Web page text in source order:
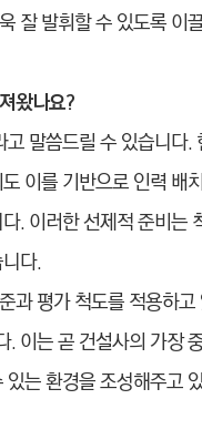
잘 발휘할 수 있도록 이
왔나요?
말씀드릴 수 있습니다
이를 기반으로 인력 배
. 이러한 선제적 준비는
다.
과 평가 척도를 적용하
이는 곧 건설사의 가장
는 환경을 조성해주고